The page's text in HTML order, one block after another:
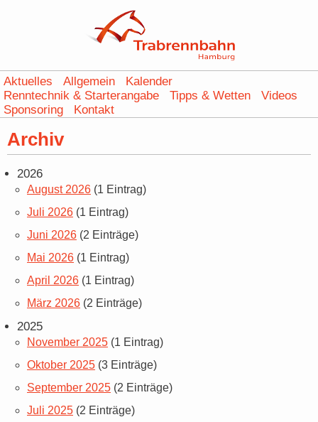
Aktuelles Allgemein
Kalender
Renntechnik & Starterangabe
Tipps & Wetten
Videos
Sponsoring
Kontakt
Archiv
2026
August 2026 (1 Eintrag)
Juli 2026 (1 Eintrag)
Juni 2026 (2 Einträge)
Mai 2026 (1 Eintrag)
April 2026 (1 Eintrag)
März 2026 (2 Einträge)
2025
November 2025 (1 Eintrag)
Oktober 2025 (3 Einträge)
September 2025 (2 Einträge)
Juli 2025 (2 Einträge)